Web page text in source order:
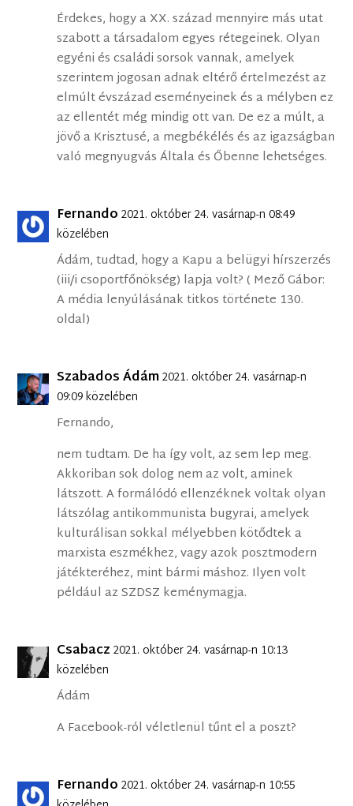
Érdekes, hogy a XX. század mennyire más utat
szabott a társadalom egyes rétegeinek. Olyan
egyéni és családi sorsok vannak, amelyek
szerintem jogosan adnak eltérő értelmezést az
elmúlt évszázad eseményeinek és a mélyben ez
az ellentét még mindig ott van. De ez a múlt, a
jövő a Krisztusé, a megbékélés és az igazságban
való megnyugvás Általa és Őbenne lehetséges.
Fernando 2021. október 24. vasárnap-n 08:49
közelében
Ádám, tudtad, hogy a Kapu a belügyi hírszerzés
(iii/i csoportfőnökség) lapja volt? ( Mező Gábor:
A média lenyúlásának titkos története 130.
oldal)
Szabados Ádám2021. október 24. vasárnap-n
09:09 közelében
Fernando,
nem tudtam. De ha így volt, az sem lep meg.
Akkoriban sok dolog nem az volt, aminek
látszott. A formálódó ellenzéknek voltak olyan
látszólag antikommunista bugyrai, amelyek
kulturálisan sokkal mélyebben kötődtek a
marxista eszmékhez, vagy azok posztmodern
játékteréhez, mint bármi máshoz. Ilyen volt
például az SZDSZ keménymagja.
Csabacz 2021. október 24. vasárnap-n 10:13
közelében
Ádám
A Facebook-ról véletlenül tűnt el a poszt?
Fernando 2021. október 24. vasárnap-n 10:55